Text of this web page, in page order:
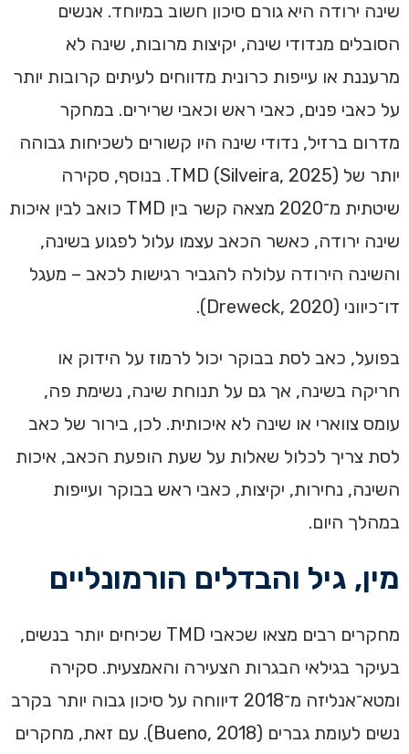
שינה ירודה היא גורם סיכון חשוב במיוחד. אנשים
הסובלים מנדודי שינה, יקיצות מרובות, שינה לא
מרעננת או עייפות כרונית מדווחים לעיתים קרובות יותר
על כאבי פנים, כאבי ראש וכאבי שרירים. במחקר
מדרום ברזיל, נדודי שינה היו קשורים לשכיחות גבוהה
יותר של TMD (Silveira, 2025). בנוסף, סקירה
שיטתית מ־2020 מצאה קשר בין TMD כואב לבין איכות
שינה ירודה, כאשר הכאב עצמו עלול לפגוע בשינה,
והשינה הירודה עלולה להגביר רגישות לכאב – מעגל
דו־כיווני (Dreweck, 2020).
בפועל, כאב לסת בבוקר יכול לרמוז על הידוק או
חריקה בשינה, אך גם על תנוחת שינה, נשימת פה,
עומס צווארי או שינה לא איכותית. לכן, בירור של כאב
לסת צריך לכלול שאלות על שעת הופעת הכאב, איכות
השינה, נחירות, יקיצות, כאבי ראש בבוקר ועייפות
במהלך היום.
מין, גיל והבדלים הורמונליים
מחקרים רבים מצאו שכאבי TMD שכיחים יותר בנשים,
בעיקר בגילאי הבגרות הצעירה והאמצעית. סקירה
ומטא־אנליזה מ־2018 דיווחה על סיכון גבוה יותר בקרב
נשים לעומת גברים (Bueno, 2018). עם זאת, מחקרים